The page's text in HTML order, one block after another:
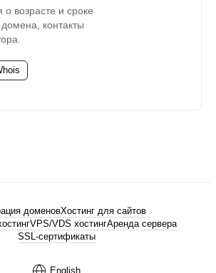
возрасте и сроке
контакты
English
доменовХостинг для сайтов
VPS/VDS хостингАренда сервера
SSL-сертификаты